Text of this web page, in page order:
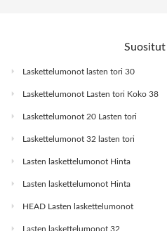
Laskettelumonot lasten tori 30
Laskettelumonot Lasten tori Koko 38
Laskettelumonot 20 Lasten tori
Laskettelumonot 32 lasten tori
Lasten laskettelumonot Hinta
Lasten laskettelumonot Hinta
HEAD Lasten laskettelumonot
Lasten laskettelumonot 32